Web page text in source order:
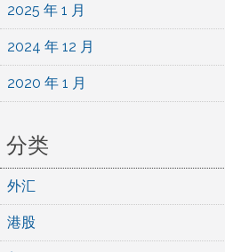
2025 年 1 月
2024 年 12 月
2020 年 1 月
分类
外汇
港股